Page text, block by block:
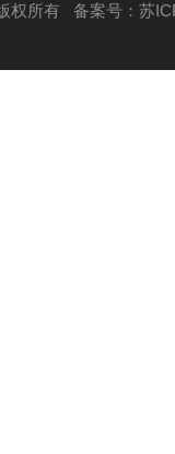
权所有 备案号：苏